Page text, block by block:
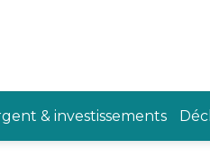
& investissements